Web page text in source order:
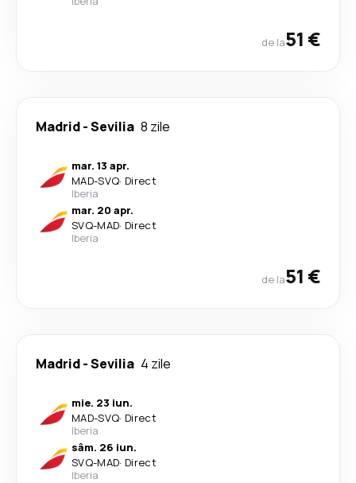
de la51 €
Madrid-Sevilia 8 zile
mar. 13 apr.
MAD-SVQ· Direct
Iberia
mar. 20 apr.
SVQ-MAD· Direct
Iberia
de la51 €
Madrid-Sevilia 4 zile
mie. 23 iun.
MAD-SVQ· Direct
Iberia
sâm. 26 iun.
SVQ-MAD· Direct
Iberia